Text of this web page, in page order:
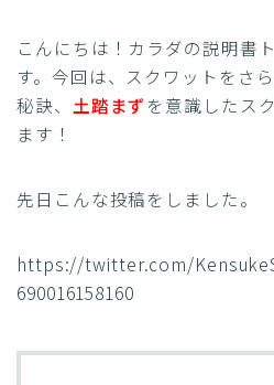
こんにちは！カラダの説明書
す。今回は、スクワットをさ
秘訣、 土踏まず を意識したス
ます！
先日こんな投稿をしました。
https://twitter.com/
690016158160